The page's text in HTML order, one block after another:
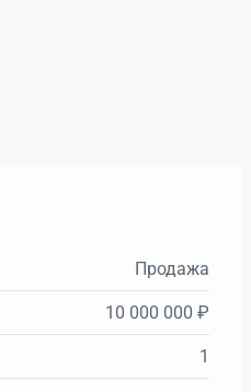
Продажа
10 000 000 ₽
1